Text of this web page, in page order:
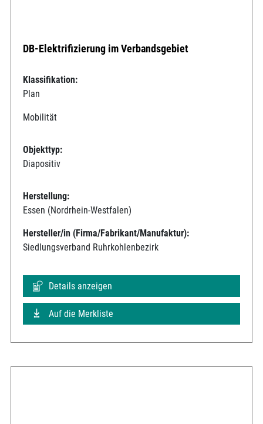
DB-Elektrifizierung im Verbandsgebiet
Klassifikation:
Plan
Mobilität
Objekttyp:
Diapositiv
Herstellung:
Essen (Nordrhein-Westfalen)
Hersteller/in (Firma/Fabrikant/Manufaktur):
Siedlungsverband Ruhrkohlenbezirk
Details anzeigen
Auf die Merkliste